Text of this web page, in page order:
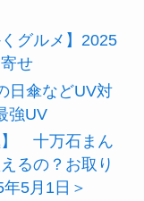
グルメ】2025
せ
日傘などUV対
強UV
】 十万石まん
るの？お取り
5月1日＞